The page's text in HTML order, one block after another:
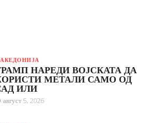
НАРЕДИ ВОЈСКАТА ДА
МЕТАЛИ САМО ОД
ИЛИ
август 5, 2026